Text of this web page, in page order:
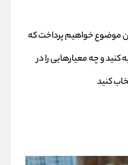
موضوع خواهیم پرداخت که
کنید و چه معیارهایی را در
کنید